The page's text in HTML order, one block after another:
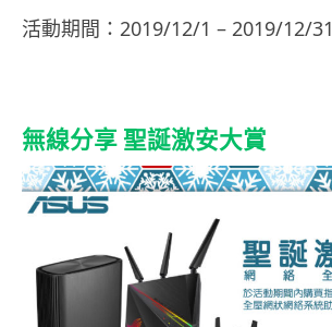
活動期間：2019/12/1 – 2019/12/31
無線分享 聖誕激安大賞